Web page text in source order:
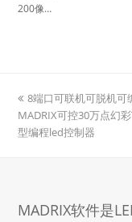
200像…
previous
post:
8端口可联机可脱机可
MADRIX可控30万点幻
型编程led控制器
MADRIX软件是